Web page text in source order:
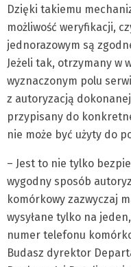
Dzięki takiemu
możliwość weryfikacji,
jednorazowym są
Jeżeli tak, otrzymany w
wyznaczonym polu
z autoryzacją
przypisany do
nie może być użyty do
– Jest to nie tylko
wygodny sposób
komórkowy zazwyczaj
wysyłane tylko na
numer telefonu
Budasz dyrektor